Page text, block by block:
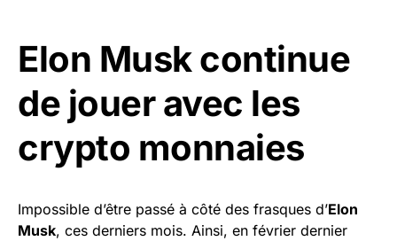
Elon Musk continue
de jouer avec les
crypto monnaies
Impossible d’être passé à côté des frasques d’Elon
Musk, ces derniers mois. Ainsi, en février dernier